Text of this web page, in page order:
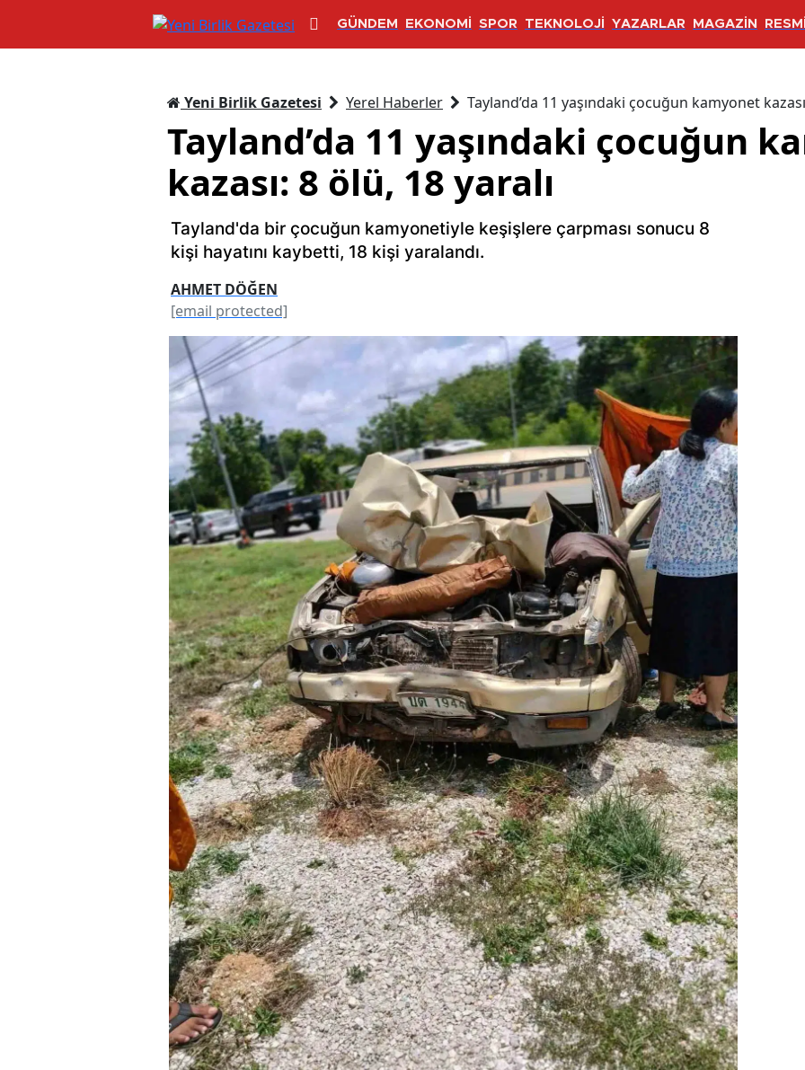
GÜNDEM EKONOMİ SPOR TEKNOLOJİ YAZARLAR MAGAZİN
Yeni Birlik Gazetesi Yerel Haberler Tayland’da 11 yaşındaki çocuğun kamyonet
Tayland’da 11 yaşındaki çocuğun
kazası: 8 ölü, 18 yaralı
Tayland'da bir çocuğun kamyonetiyle keşişlere çarpması sonucu 8
kişi hayatını kaybetti, 18 kişi yaralandı.
AHMET DÖĞEN
[email protected]